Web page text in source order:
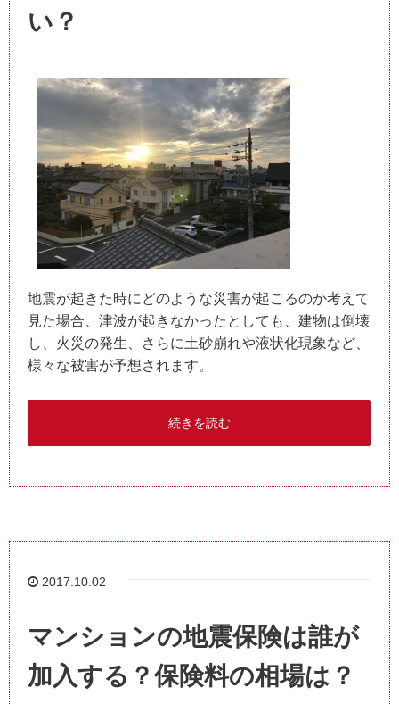
い？
地震が起きた時にどのような災害が起こるのか考えて
見た場合、津波が起きなかったとしても、建物は倒壊
し、火災の発生、さらに土砂崩れや液状化現象など、
様々な被害が予想されます。
続きを読む
2017.10.02
マンションの地震保険は誰が
加入する？保険料の相場は？